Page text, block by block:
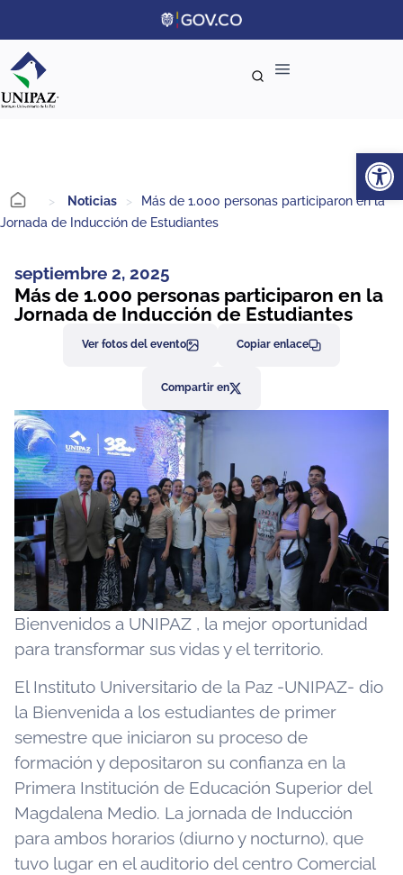
> Noticias >
Más de 1.000 personas participaron en la
Jornada de Inducción de Estudiantes
septiembre 2, 2025
Más de 1.000 personas participaron en la
Jornada de Inducción de Estudiantes
Ver fotos del evento Copiar enlace
Compartir en
Bienvenidos a UNIPAZ , la mejor oportunidad
para transformar sus vidas y el territorio.
El Instituto Universitario de la Paz -UNIPAZ- dio
la Bienvenida a los estudiantes de primer
semestre que iniciaron su proceso de
formación y depositaron su confianza en la
Primera Institución de Educación Superior del
Magdalena Medio. La jornada de Inducción
para ambos horarios (diurno y nocturno), que
tuvo lugar en el auditorio del centro Comercial